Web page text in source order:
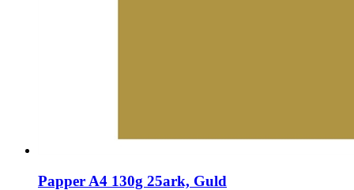
Papper A4 130g 25ark, Guld